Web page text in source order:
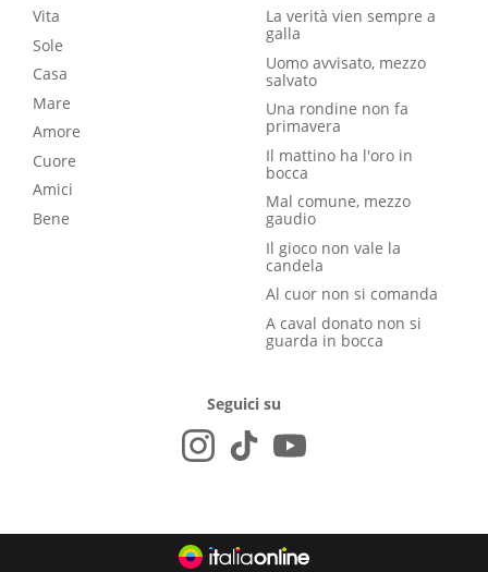
Vita
Sole
Casa
Mare
Amore
Cuore
Amici
Bene
La verità vien sempre a
galla
Uomo avvisato, mezzo
salvato
Una rondine non fa
primavera
Il mattino ha l'oro in
bocca
Mal comune, mezzo
gaudio
Il gioco non vale la
candela
Al cuor non si comanda
A caval donato non si
guarda in bocca
Seguici su